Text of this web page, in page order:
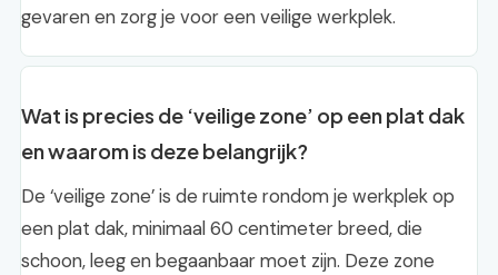
gevaren en zorg je voor een veilige werkplek.
Wat is precies de ‘veilige zone’ op een plat dak
en waarom is deze belangrijk?
De ‘veilige zone’ is de ruimte rondom je werkplek op
een plat dak, minimaal 60 centimeter breed, die
schoon, leeg en begaanbaar moet zijn. Deze zone